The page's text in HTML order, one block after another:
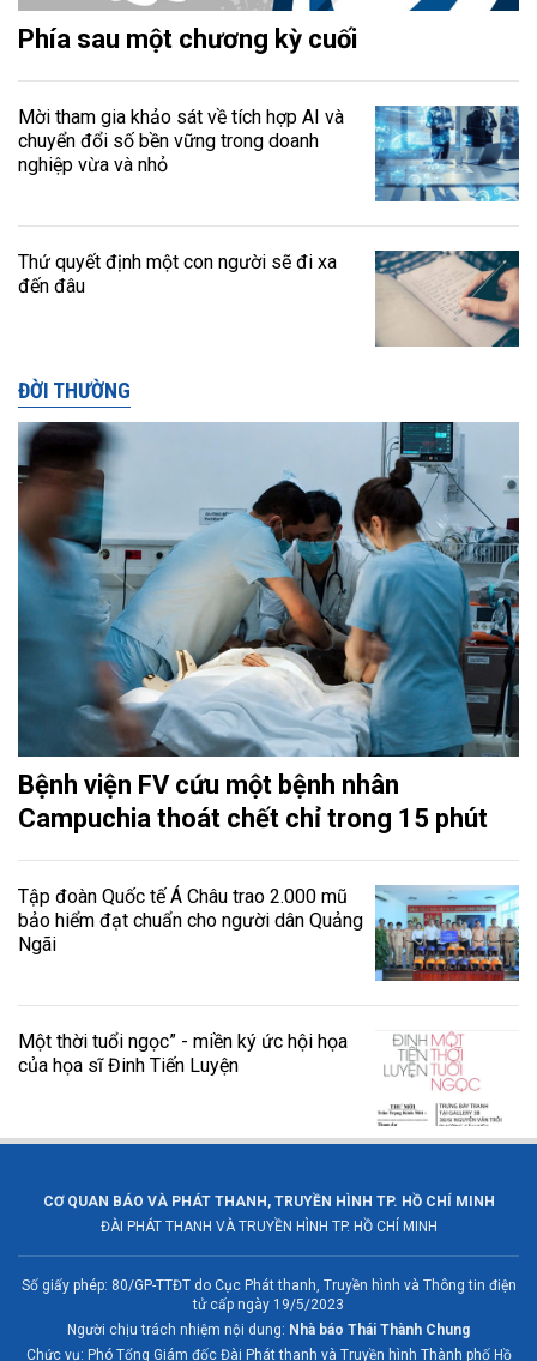
Phía sau một chương kỳ cuối
Mời tham gia khảo sát về tích hợp AI và
chuyển đổi số bền vững trong doanh
nghiệp vừa và nhỏ
Thứ quyết định một con người sẽ đi xa
đến đâu
ĐỜI THƯỜNG
Bệnh viện FV cứu một bệnh nhân
Campuchia thoát chết chỉ trong 15 phút
Tập đoàn Quốc tế Á Châu trao 2.000 mũ
bảo hiểm đạt chuẩn cho người dân Quảng
Ngãi
Một thời tuổi ngọc” - miền ký ức hội họa
của họa sĩ Đinh Tiến Luyện
CƠ QUAN BÁO VÀ PHÁT THANH, TRUYỀN HÌNH TP. HỒ CHÍ MINH
ĐÀI PHÁT THANH VÀ TRUYỀN HÌNH TP. HỒ CHÍ MINH
Số giấy phép: 80/GP-TTĐT do Cục Phát thanh, Truyền hình và Thông tin điện
tử cấp ngày 19/5/2023
Người chịu trách nhiệm nội dung: Nhà báo Thái Thành Chung
Chức vụ: Phó Tổng Giám đốc Đài Phát thanh và Truyền hình Thành phố Hồ